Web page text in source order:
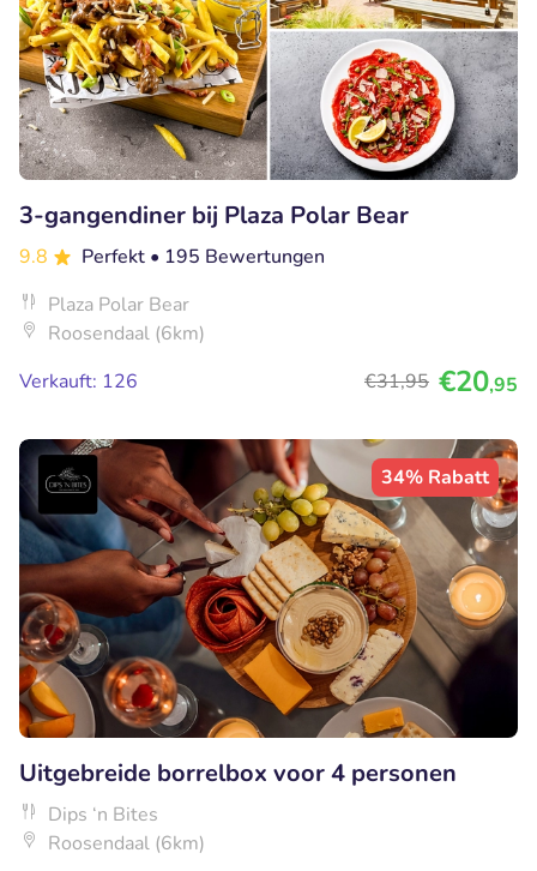
3-gangendiner bij Plaza Polar Bear
9.8 Perfekt • 195 Bewertungen
Plaza Polar Bear
Roosendaal (6km)
Verkauft: 126
€31,95 €20,95
34% Rabatt
Uitgebreide borrelbox voor 4 personen
Dips ‘n Bites
Roosendaal (6km)